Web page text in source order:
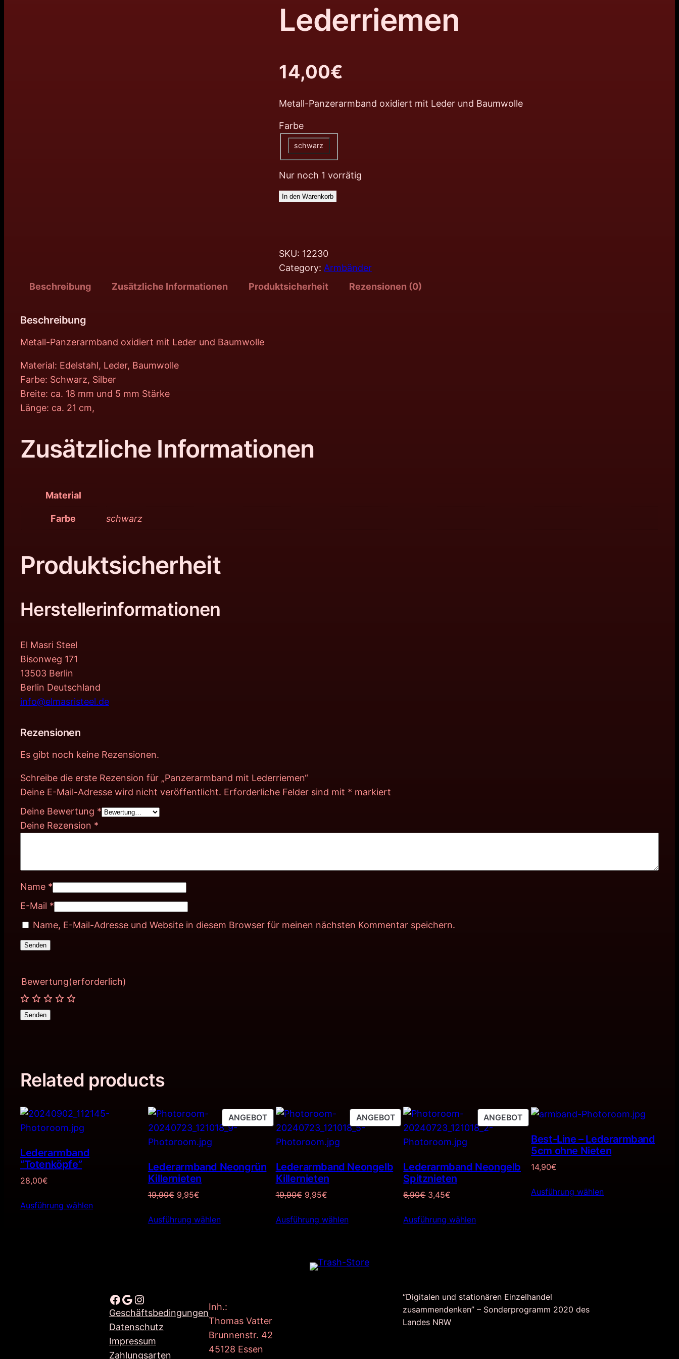
Lederriemen
14,00€
Metall-Panzerarmband oxidiert mit Leder und Baumwolle
Farbe
schwarz
Nur noch 1 vorrätig
In den Warenkorb
SKU: 12230
Category: Armbänder
Beschreibung
Zusätzliche Informationen Produktsicherheit Rezensionen (0)
Beschreibung
Metall-Panzerarmband oxidiert mit Leder und Baumwolle
Material: Edelstahl, Leder, Baumwolle
Farbe: Schwarz, Silber
Breite: ca. 18 mm und 5 mm Stärke
Länge: ca. 21 cm,
Zusätzliche Informationen
Material
Farbe schwarz
Produktsicherheit
Herstellerinformationen
El Masri Steel
Bisonweg 171
13503 Berlin
Berlin Deutschland
info@elmasristeel.de
Rezensionen
Es gibt noch keine Rezensionen.
Schreibe die erste Rezension für „Panzerarmband mit Lederriemen“
Deine E-Mail-Adresse wird nicht veröffentlicht. Erforderliche Felder sind mit * markiert
Deine Bewertung *
Deine Rezension *
Name *
E-Mail *
Name, E-Mail-Adresse und Website in diesem Browser für meinen nächsten Kommentar speichern.
Bewertung(erforderlich)
Senden
Related products
Lederarmband
“Totenköpfe”
28,00€
Ausführung wählen
ANGEBOTPRODUKT
IM
ANGEBOT
Lederarmband Neongrün
Killernieten
19,90€ Ursprünglicher
war:
9,95€Aktueller
ist:
Ausführung wählen
ANGEBOTPRODUKT
IM
ANGEBOT
Lederarmband Neongelb
Killernieten
19,90€ Ursprünglicher
war:
9,95€Aktueller
ist:
Ausführung wählen
ANGEBOTPRODUKT
IM
ANGEBOT
Lederarmband Neongelb
Spitznieten
6,90€ Ursprünglicher
war:
3,45€
ist:
Ausführung wählen
Best-Line – Lederarmband
5cm ohne Nieten
14,90€
Ausführung wählen
Facebook Google Instagram
Geschäftsbedingungen
Datenschutz
Impressum
Zahlungsarten
Inh.:
Thomas Vatter
Brunnenstr. 42
45128 Essen
“Digitalen und stationären Einzelhandel
zusammendenken” – Sonderprogramm 2020 des
Landes NRW